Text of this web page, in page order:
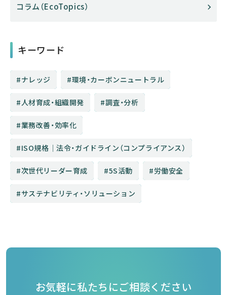
コラム（EcoTopics）
キーワード
ナレッジ 環境・カーボンニュートラル
人材育成・組織開発 調査・分析
業務改善・効率化
ISO規格│法令・ガイドライン（コンプライアンス）
次世代リーダー育成 5S活動 労働安全
サステナビリティ・ソリューション
お気軽に私たちにご相談ください